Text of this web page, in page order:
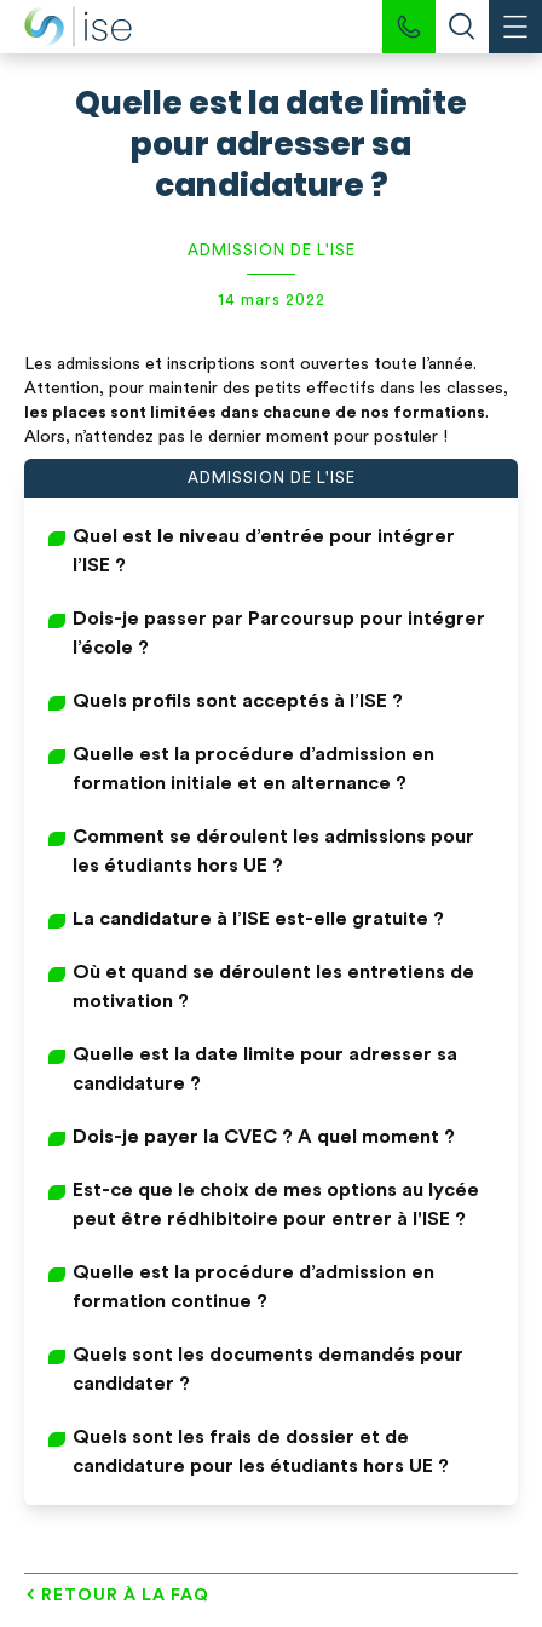
Quelle est la date limite
pour adresser sa
candidature ?
ADMISSION DE L'ISE
14 mars 2022
Les admissions et inscriptions sont ouvertes toute l’année.
Attention, pour maintenir des petits effectifs dans les classes,
les places sont limitées dans chacune de nos formations.
Alors, n’attendez pas le dernier moment pour postuler !
ADMISSION DE L'ISE
Quel est le niveau d’entrée pour intégrer
l’ISE ?
Dois-je passer par Parcoursup pour intégrer
l’école ?
Quels profils sont acceptés à l’ISE ?
Quelle est la procédure d’admission en
formation initiale et en alternance ?
Comment se déroulent les admissions pour
les étudiants hors UE ?
La candidature à l’ISE est-elle gratuite ?
Où et quand se déroulent les entretiens de
motivation ?
Quelle est la date limite pour adresser sa
candidature ?
Dois-je payer la CVEC ? A quel moment ?
Est-ce que le choix de mes options au lycée
peut être rédhibitoire pour entrer à l'ISE ?
Quelle est la procédure d’admission en
formation continue ?
Quels sont les documents demandés pour
candidater ?
Quels sont les frais de dossier et de
candidature pour les étudiants hors UE ?
RETOUR À LA FAQ